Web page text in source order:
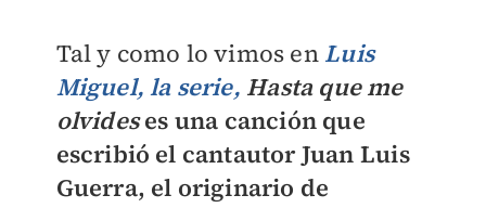
Tal y como lo vimos en Luis
Miguel, la serie, Hasta que me
olvideses una canción que
escribió el cantautor Juan Luis
Guerra, el originario de